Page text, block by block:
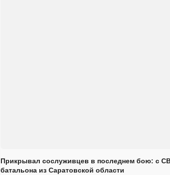
Прикрывал сослуживцев в последнем бою: с
батальона из Саратовской области